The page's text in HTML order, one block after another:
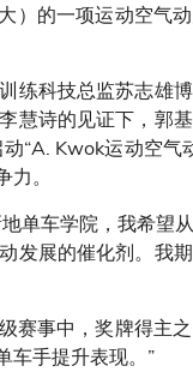
的一项运动空气
练科技总监苏志雄
诗的见证下，郭
“A. Kwok运动空气
。
单车学院，我希望
展的催化剂。我
赛事中，奖牌得主
车手提升表现。”